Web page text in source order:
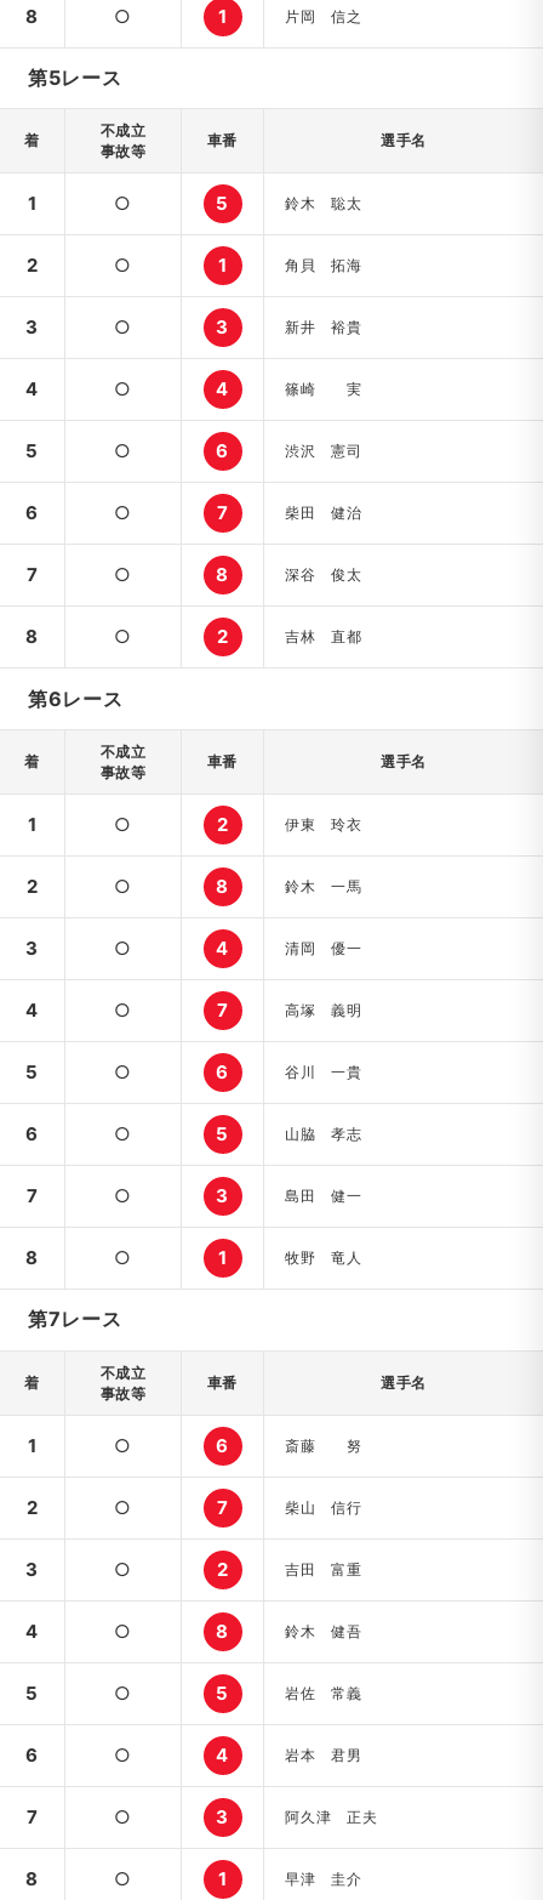
8 ○ 1 片岡 信之
第5レース
着
不成立
事故等
車番 選手名
1 ○ 5 鈴木 聡太
2 ○ 1 角貝 拓海
3 ○ 3 新井 裕貴
4 ○ 4 篠崎 実
5 ○ 6 渋沢 憲司
6 ○ 7 柴田 健治
7 ○ 8 深谷 俊太
8 ○ 2 吉林 直都
第6レース
着
不成立
事故等
車番 選手名
1 ○ 2 伊東 玲衣
2 ○ 8 鈴木 一馬
3 ○ 4 清岡 優一
4 ○ 7 高塚 義明
5 ○ 6 谷川 一貴
6 ○ 5 山脇 孝志
7 ○ 3 島田 健一
8 ○ 1 牧野 竜人
第7レース
着
不成立
事故等
車番 選手名
1 ○ 6 斎藤 努
2 ○ 7 柴山 信行
3 ○ 2 吉田 富重
4 ○ 8 鈴木 健吾
5 ○ 5 岩佐 常義
6 ○ 4 岩本 君男
7 ○ 3 阿久津 正夫
8 ○ 1 早津 圭介